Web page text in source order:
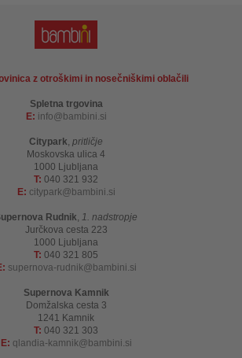
z otroškimi in nosečniškimi oblačili
Spletna trgovina
E: info bambini.si
Citypark, pritličje
Moskovska ulica 4
1000 Ljubljana
T: 040 321 932
E: citypark bambini.si
Rudnik, 1. nadstropje
Jurčkova cesta 223
1000 Ljubljana
T: 040 321 805
supernova-rudnik bambini.si
Supernova Kamnik
Domžalska cesta 3
1241 Kamnik
T: 040 321 303
E: qlandia-kamnik bambini.si